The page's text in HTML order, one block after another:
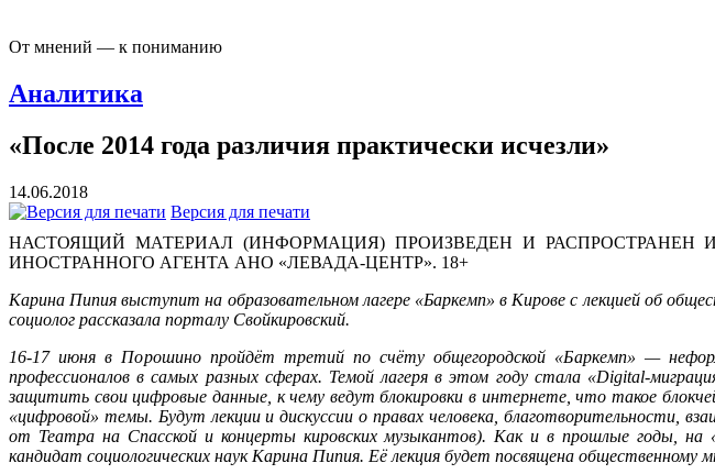
От мнений — к пониманию
Аналитика
«После 2014 года различия практически исчезли»
14.06.2018
Версия для печати
НАСТОЯЩИЙ МАТЕРИАЛ (ИНФОРМАЦИЯ) ПРОИЗВЕДЕН И РАСПРОСТРАНЕН
ИНОСТРАННОГО АГЕНТА АНО «ЛЕВАДА-ЦЕНТР». 18+
Карина Пипия выступит на образовательном лагере «Баркемп» в Кирове с лекцией об
социолог рассказала порталу Свойкировский.
16-17 июня в Порошино пройдёт третий по счёту общегородской «Баркемп» —
профессионалов в самых разных сферах. Темой лагеря в этом году стала «Digital-
защитить свои цифровые данные, к чему ведут блокировки в интернете, что такое
«цифровой» темы. Будут лекции и дискуссии о правах человека,
от Театра на Спасской и концерты кировских музыкантов). Как и в прошлые годы, на
кандидат социологических наук Карина Пипия. Её лекция будет посвящена общественному